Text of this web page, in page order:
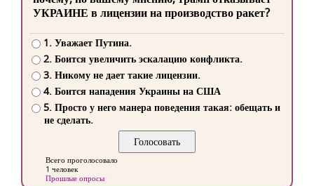
УКРАИНЕ в лицензии на производство ракет?
1. Уважает Путина.
2. Боится увеличить эскалацию конфликта.
3. Никому не дает такие лицензии.
4. Боится нападения Украины на США
5. Просто у него манера поведения такая: обещать и
не сделать.
Всего проголосовало
1 человек
Прошлые опросы